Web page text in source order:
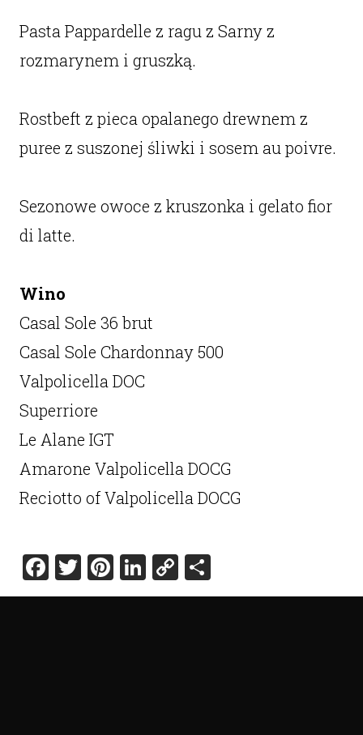
Pasta Pappardelle z ragu z Sarny z
rozmarynem i gruszką.
Rostbeft z pieca opalanego drewnem z
puree z suszonej śliwki i sosem au poivre.
Sezonowe owoce z kruszonka i gelato fior
di latte.
Wino
Casal Sole 36 brut
Casal Sole Chardonnay 500
Valpolicella DOC
Superriore
Le Alane IGT
Amarone Valpolicella DOCG
Reciotto of Valpolicella DOCG
Facebook
Twitter
Pinterest
LinkedIn
Copy
Link
Share